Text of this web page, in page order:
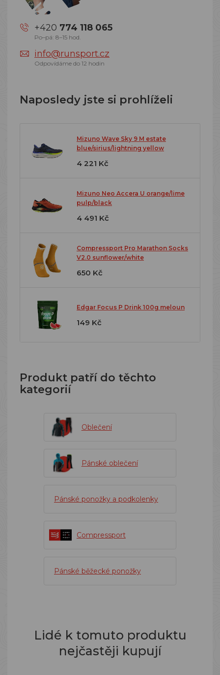
+420 774 118 065
Po–pá: 8–15 hod.
info@runsport.cz
Odpovídáme do 12 hodin
Naposledy jste si prohlíželi
Mizuno Wave Sky 9 M estate
blue/sirius/lightning yellow
4 221 Kč
Mizuno Neo Accera U orange/lime
pulp/black
4 491 Kč
Compressport Pro Marathon Socks
V2.0 sunflower/white
650 Kč
Edgar Focus P Drink 100g meloun
149 Kč
Produkt patří do těchto
kategorií
Oblečení
Pánské oblečení
Pánské ponožky a podkolenky
Compressport
Pánské běžecké ponožky
Lidé k tomuto produktu
nejčastěji kupují